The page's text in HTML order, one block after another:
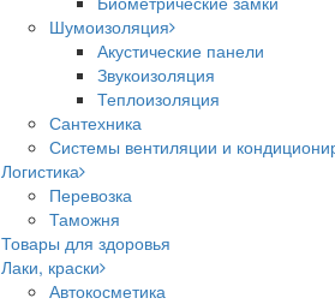
Шумоизоляция
Акустические панели
Звукоизоляция
Теплоизоляция
Сантехника
Системы вентиляции и
Логистика
Перевозка
Таможня
Товары для здоровья
Лаки, краски
Автокосметика